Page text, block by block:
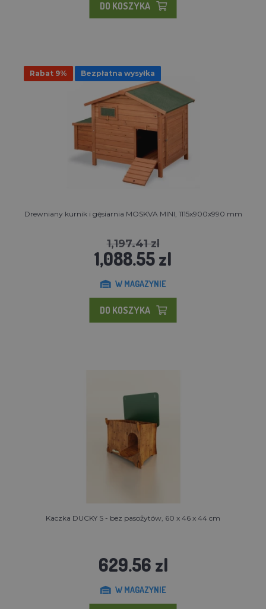
DO KOSZYKA
Rabat 9% Bezpłatna wysyłka
Drewniany kurnik i gęsiarnia MOSKVA MINI, 1115x900x990 mm
1,197.41 zl
1,088.55 zl
W MAGAZYNIE
DO KOSZYKA
Kaczka DUCKY S - bez pasożytów, 60 x 46 x 44 cm
629.56 zl
W MAGAZYNIE